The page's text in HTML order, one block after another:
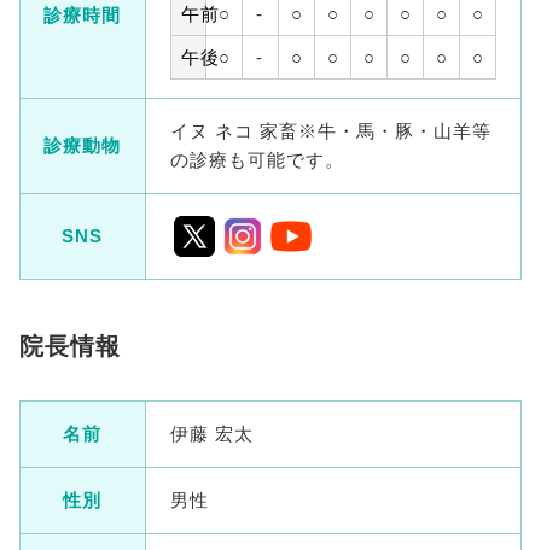
診療時間
午前○ - ○ ○ ○ ○ ○ ○
午後○ - ○ ○ ○ ○ ○ ○
診療動物
イヌ ネコ 家畜※牛・馬・豚・山羊等
の診療も可能です。
SNS
院長情報
名前 伊藤 宏太
性別 男性